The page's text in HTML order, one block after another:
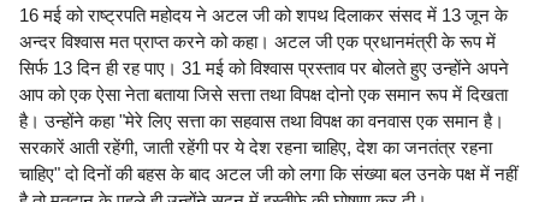
16 मई को राष्ट्रपति महोदय ने अटल जी को शपथ दिलाकर संसद में 13 जून के
अन्दर विश्वास मत प्राप्त करने को कहा। अटल जी एक प्रधानमंत्री के रूप में
सिर्फ 13 दिन ही रह पाए। 31 मई को विश्वास प्रस्ताव पर बोलते हुए उन्होंने अपने
आप को एक ऐसा नेता बताया जिसे सत्ता तथा विपक्ष दोनो एक समान रूप में दिखता
है। उन्होंने कहा "मेरे लिए सत्ता का सहवास तथा विपक्ष का वनवास एक समान है।
सरकारें आती रहेंगी, जाती रहेंगी पर ये देश रहना चाहिए, देश का जनतंत्र रहना
चाहिए" दो दिनों की बहस के बाद अटल जी को लगा कि संख्या बल उनके पक्ष में नहीं